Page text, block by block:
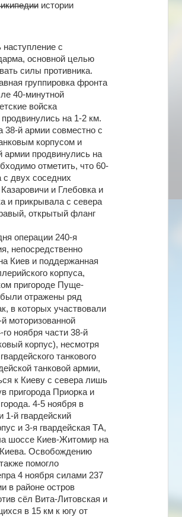
истории
наступление с
основной целью
силы противника.
группировка фронта
40-минутной
войска
на 1-2 км.
38-й армии совместно с
корпусом и
армии продвинулись на
отметить, что 60-
с двух соседних
и Глебовка и
и прикрывала с севера
открытый фланг
операции 240-я
непосредственно
Киев и поддержанная
корпуса,
пригороде Пуще-
отражены ряд
в которых участвовали
моторизованной
ноября части 38-й
корпус), несмотря
танкового
танковой армии,
к Киеву с севера лишь
пригорода Приорка и
4-5 ноября в
1-й гвардейский
и 3-я гвардейская ТА,
шоссе Киев-Житомир на
Освобождению
помогло
4 ноября силами 237
в районе остров
сёл Вита-Литовская и
в 15 км к югу от